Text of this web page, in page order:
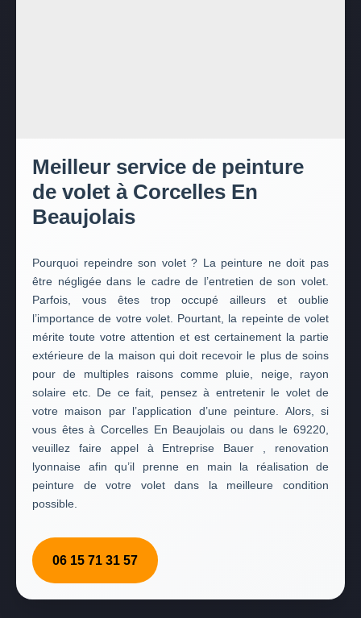
Meilleur service de peinture
de volet à Corcelles En
Beaujolais
Pourquoi repeindre son volet ? La peinture ne doit pas
être négligée dans le cadre de l’entretien de son volet.
Parfois, vous êtes trop occupé ailleurs et oublie
l’importance de votre volet. Pourtant, la repeinte de volet
mérite toute votre attention et est certainement la partie
extérieure de la maison qui doit recevoir le plus de soins
pour de multiples raisons comme pluie, neige, rayon
solaire etc. De ce fait, pensez à entretenir le volet de
votre maison par l’application d’une peinture. Alors, si
vous êtes à Corcelles En Beaujolais ou dans le 69220,
veuillez faire appel à Entreprise Bauer , renovation
lyonnaise afin qu’il prenne en main la réalisation de
peinture de votre volet dans la meilleure condition
possible.
06 15 71 31 57